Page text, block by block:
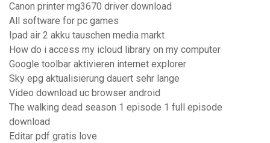
Canon printer mg3670 driver download
All software for pc games
Ipad air 2 akku tauschen media markt
How do i access my icloud library on my computer
Google toolbar aktivieren internet explorer
Sky epg aktualisierung dauert sehr lange
Video download uc browser android
The walking dead season 1 episode 1 full episode
download
Editar pdf gratis love